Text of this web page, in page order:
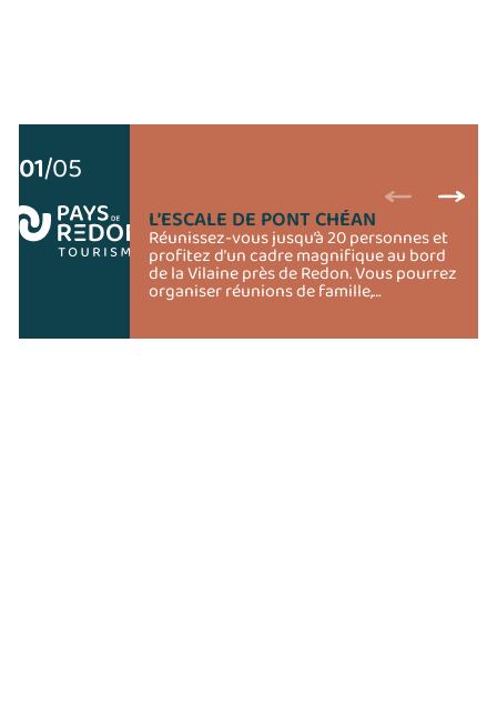
L’ESCALE DE PONT CHÉAN
Réunissez-vous jusqu’à 20 personnes et
profitez d’un cadre magnifique au bord
de la Vilaine près de Redon. Vous pourrez
organiser réunions de famille,
cousinades, fêtes et anniversaires. Vous
de halage pour organiser balades en
01/05